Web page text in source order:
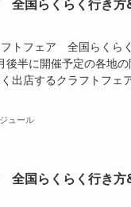
トフェア 全国らくら
半に開催予定の各地の
出店するクラフトフェ
ュール
全国らくらく行き方